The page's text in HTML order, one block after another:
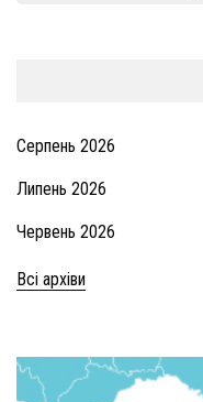
Серпень 2026
Липень 2026
Червень 2026
Всі архіви